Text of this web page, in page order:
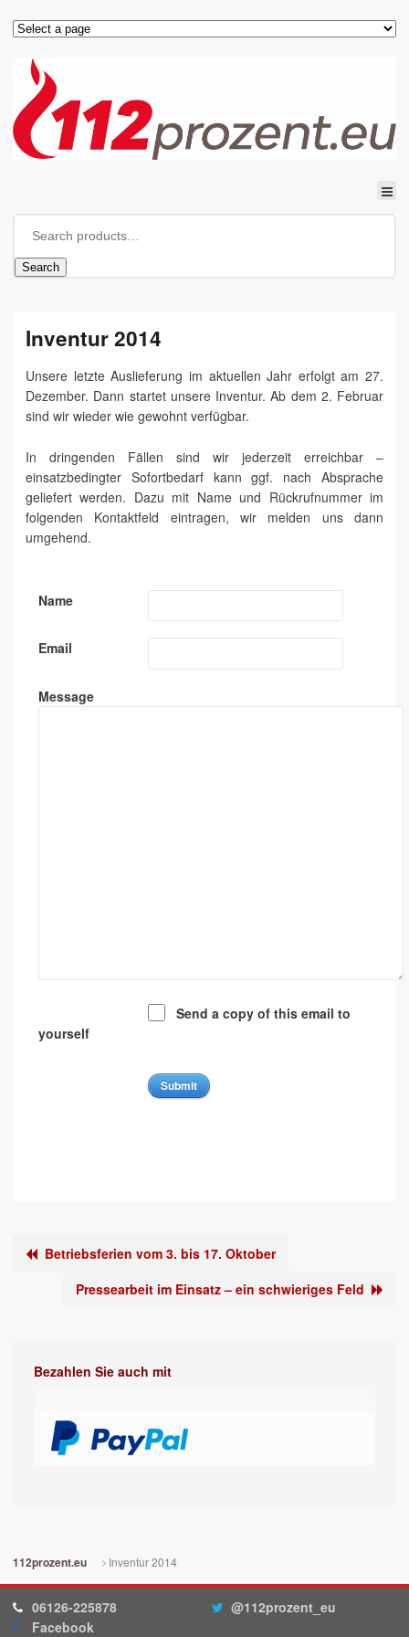
Search
Inventur 2014
Unsere letzte Auslieferung im aktuellen Jahr erfolgt am 27.
Dezember. Dann startet unsere Inventur. Ab dem 2. Februar
sind wir wieder wie gewohnt verfügbar.
In dringenden Fällen sind wir jederzeit erreichbar –
einsatzbedingter Sofortbedarf kann ggf. nach Absprache
geliefert werden. Dazu mit Name und Rückrufnummer im
folgenden Kontaktfeld eintragen, wir melden uns dann
umgehend.
Name
Email
Message
Send a copy of this email to
yourself
Betriebsferien vom 3. bis 17. Oktober
Pressearbeit im Einsatz – ein schwieriges Feld
Bezahlen Sie auch mit
112prozent.eu Inventur 2014
06126-225878
@112prozent_eu
Facebook